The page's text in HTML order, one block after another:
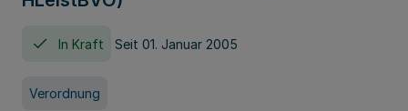
In Kraft Seit 01. Januar 2005
Verordnung